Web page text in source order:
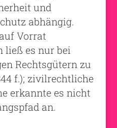
und
abhängig.
Vorrat
ließ es nur bei
Rechtsgütern zu
f.); zivilrechtliche
erkannte es nicht
an.